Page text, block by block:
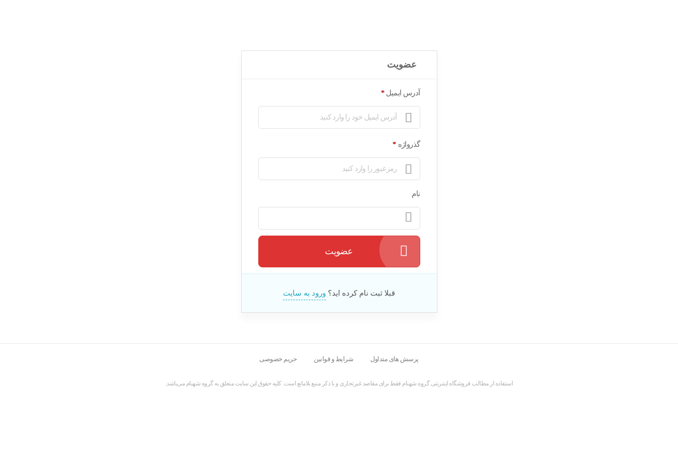
عضویت
آدرس ایمیل *
گذرواژه *
نام
عضویت
قبلا ثبت نام کرده اید؟ ورود به سایت
پرسش های متداول شرایط و قوانین حریم خصوصی
استفاده از مطالب فروشگاه اینترنتی گروه شهنام فقط برای مقاصد غیرتجاری و با ذکر منبع بلامانع است. کلیه حقوق این سایت متعلق به گروه شهنام می‌باشد.